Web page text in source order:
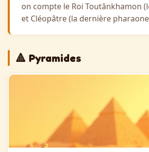
on compte le Roi Toutânkhamon
et Cléopâtre (la dernière
🔺 Pyramides